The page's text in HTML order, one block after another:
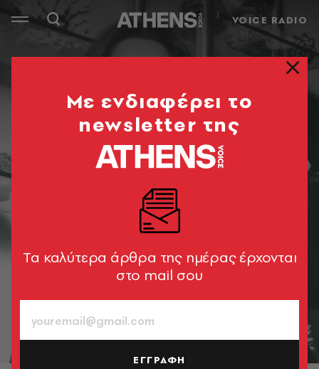
VOICE RADIO
Mε ενδιαφέρει το
newsletter της
Tα καλύτερα άρθρα της ημέρας έρχονται
στο mail σου
ΕΓΓΡΑΦΗ